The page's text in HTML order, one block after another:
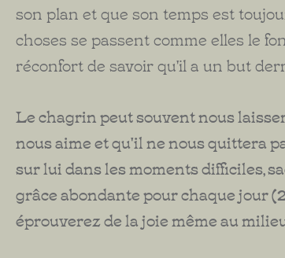
son plan et que son temps est
choses se passent comme elles le
réconfort de savoir qu'il a un but
Le chagrin peut souvent nous
nous aime et qu'il ne nous quittera
sur lui dans les moments difficiles,
grâce abondante pour chaque jour
éprouverez de la joie même au